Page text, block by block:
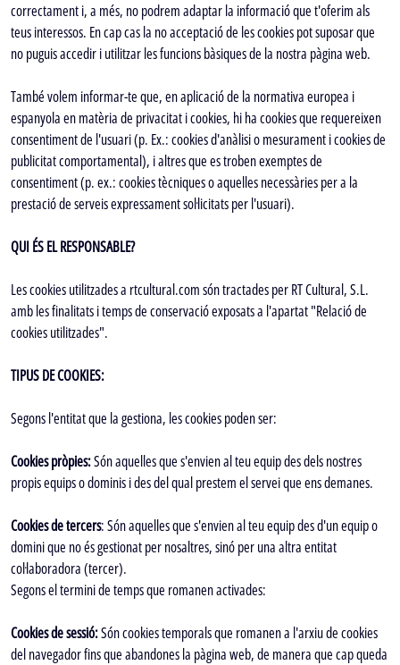
correctament i, a més, no podrem adaptar la informació que t'oferim als
teus interessos. En cap cas la no acceptació de les cookies pot suposar que
no puguis accedir i utilitzar les funcions bàsiques de la nostra pàgina web.
També volem informar-te que, en aplicació de la normativa europea i
espanyola en matèria de privacitat i cookies, hi ha cookies que requereixen
consentiment de l'usuari (p. Ex.: cookies d'anàlisi o mesurament i cookies de
publicitat comportamental), i altres que es troben exemptes de
consentiment (p. ex.: cookies tècniques o aquelles necessàries per a la
prestació de serveis expressament sol·licitats per l'usuari).
QUI ÉS EL RESPONSABLE?
Les cookies utilitzades a rtcultural.com són tractades per RT Cultural, S.L.
amb les finalitats i temps de conservació exposats a l'apartat "Relació de
cookies utilitzades".
TIPUS DE COOKIES:
Segons l'entitat que la gestiona, les cookies poden ser:
Cookies pròpies:Són aquelles que s'envien al teu equip des dels nostres
propis equips o dominis i des del qual prestem el servei que ens demanes.
Cookies de tercers: Són aquelles que s'envien al teu equip des d'un equip o
domini que no és gestionat per nosaltres, sinó per una altra entitat
col·laboradora (tercer).
Segons el termini de temps que romanen activades:
Cookies de sessió:Són cookies temporals que romanen a l'arxiu de cookies
del navegador fins que abandones la pàgina web, de manera que cap queda